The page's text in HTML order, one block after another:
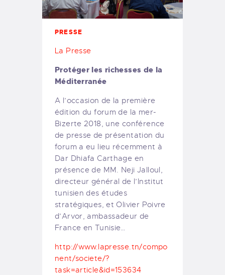
PRESSE
La Presse
Protéger les richesses de la
Méditerranée
A l’occasion de la première
édition du forum de la mer-
Bizerte 2018, une conférence
de presse de présentation du
forum a eu lieu récemment à
Dar Dhiafa Carthage en
présence de MM. Neji Jalloul,
directeur général de l’Institut
tunisien des études
stratégiques, et Olivier Poivre
d’Arvor, ambassadeur de
France en Tunisie…
http://www.lapresse.tn/compo
nent/societe/?
task=article&id=153634